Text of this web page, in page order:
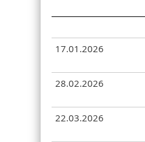
17.01.2026
28.02.2026
22.03.2026